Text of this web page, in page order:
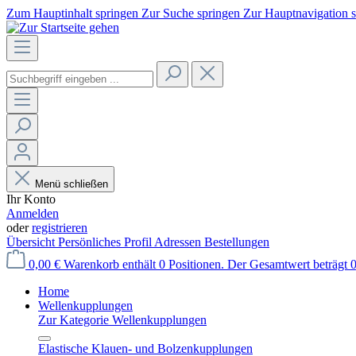
Zum Hauptinhalt springen Zur Suche springen Zur Hauptnavigation
Menü schließen
Ihr Konto
Anmelden
oderregistrieren
Übersicht Persönliches Profil Adressen Bestellungen
0,00 € Warenkorb enthält 0 Positionen. Der Gesamtwert beträgt
Home
Wellenkupplungen
Zur Kategorie Wellenkupplungen
Elastische Klauen- und Bolzenkupplungen